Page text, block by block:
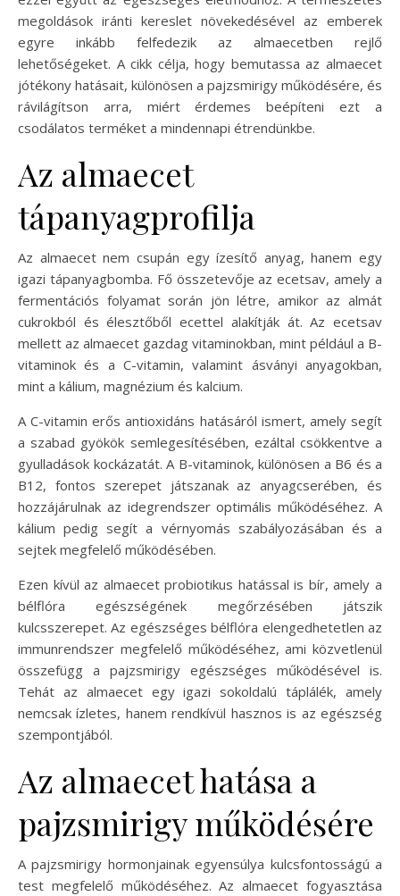
megoldások iránti kereslet növekedésével az emberek
egyre inkább felfedezik az almaecetben rejlő
lehetőségeket. A cikk célja, hogy bemutassa az almaecet
jótékony hatásait, különösen a pajzsmirigy működésére, és
rávilágítson arra, miért érdemes beépíteni ezt a
csodálatos terméket a mindennapi étrendünkbe.
Az almaecet
tápanyagprofilja
Az almaecet nem csupán egy ízesítő anyag, hanem egy
igazi tápanyagbomba. Fő összetevője az ecetsav, amely a
fermentációs folyamat során jön létre, amikor az almát
cukrokból és élesztőből ecettel alakítják át. Az ecetsav
mellett az almaecet gazdag vitaminokban, mint például a B-
vitaminok és a C-vitamin, valamint ásványi anyagokban,
mint a kálium, magnézium és kalcium.
A C-vitamin erős antioxidáns hatásáról ismert, amely segít
a szabad gyökök semlegesítésében, ezáltal csökkentve a
gyulladások kockázatát. A B-vitaminok, különösen a B6 és a
B12, fontos szerepet játszanak az anyagcserében, és
hozzájárulnak az idegrendszer optimális működéséhez. A
kálium pedig segít a vérnyomás szabályozásában és a
sejtek megfelelő működésében.
Ezen kívül az almaecet probiotikus hatással is bír, amely a
bélflóra egészségének megőrzésében játszik
kulcsszerepet. Az egészséges bélflóra elengedhetetlen az
immunrendszer megfelelő működéséhez, ami közvetlenül
összefügg a pajzsmirigy egészséges működésével is.
Tehát az almaecet egy igazi sokoldalú táplálék, amely
nemcsak ízletes, hanem rendkívül hasznos is az egészség
szempontjából.
Az almaecet hatása a
pajzsmirigy működésére
A pajzsmirigy hormonjainak egyensúlya kulcsfontosságú a
test megfelelő működéséhez. Az almaecet fogyasztása